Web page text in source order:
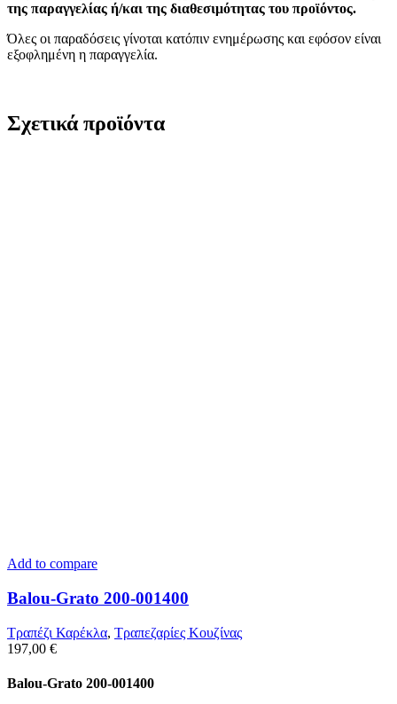
της παραγγελίας ή/και της διαθεσιμότητας του προϊόντος.
Όλες οι παραδόσεις γίνοται κατόπιν ενημέρωσης και εφόσον είναι
εξοφλημένη η παραγγελία.
Σχετικά προϊόντα
Add to compare
Balou-Grato 200-001400
Τραπέζι Καρέκλα, Τραπεζαρίες Κουζίνας
197,00 €
Balou-Grato 200-001400